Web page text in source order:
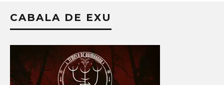
CABALA DE EXU